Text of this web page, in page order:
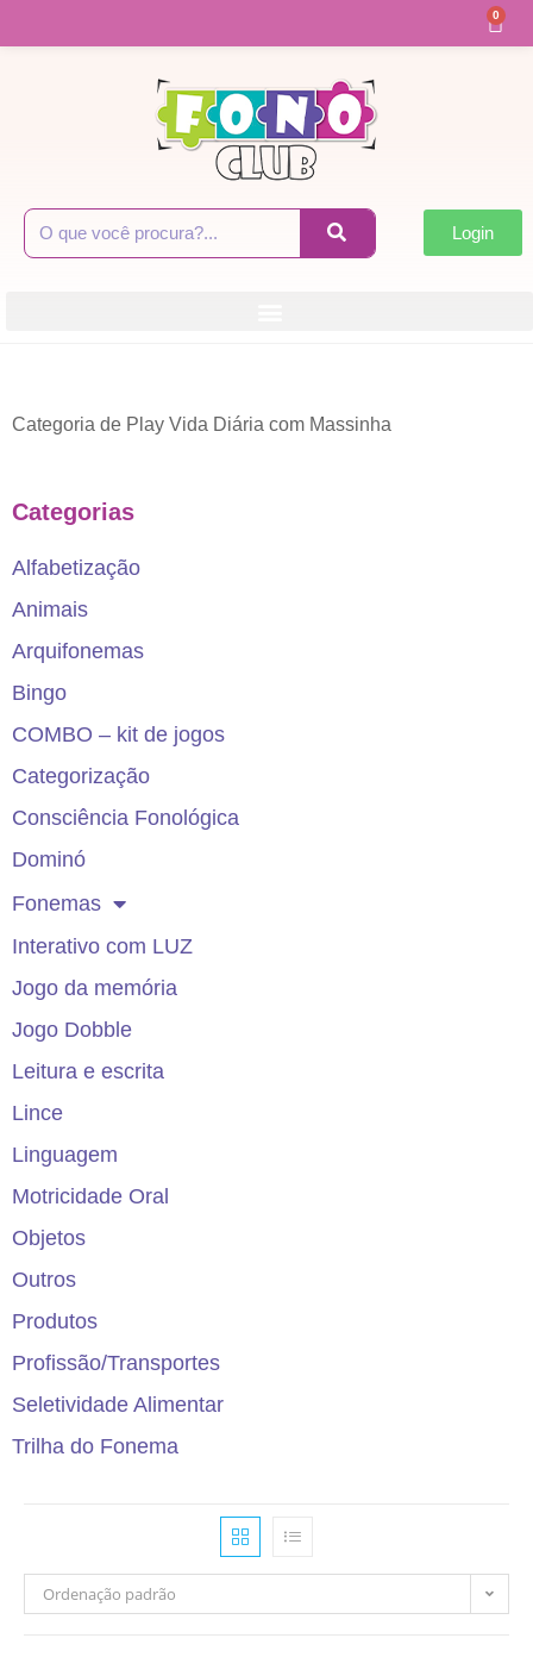
0
Login
Categoria de Play Vida Diária com Massinha
Categorias
Alfabetização
Animais
Arquifonemas
Bingo
COMBO – kit de jogos
Categorização
Consciência Fonológica
Dominó
Fonemas
Interativo com LUZ
Jogo da memória
Jogo Dobble
Leitura e escrita
Lince
Linguagem
Motricidade Oral
Objetos
Outros
Produtos
Profissão/Transportes
Seletividade Alimentar
Trilha do Fonema
Ordenação padrão